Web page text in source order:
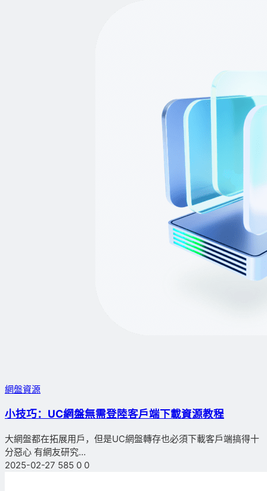
網盤資源
小技巧：UC網盤無需登陸客戶端下載資源教程
大網盤都在拓展用戶，但是UC網盤轉存也必須下載客戶端搞得十
分惡心 有網友研究...
2025-02-27 585 0 0